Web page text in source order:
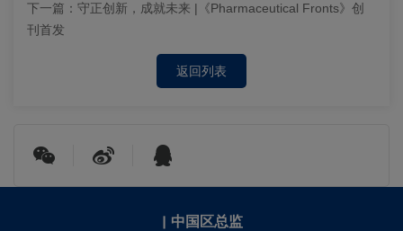
下一篇： 守正创新，成就未来 |《Pharmaceutical Fronts》创
刊首发
返回列表
| 中国区总监